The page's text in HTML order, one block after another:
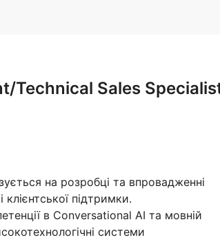
Technical Sales
на розробці та впровадженні
підтримки.
в Conversational AI та мовній
системи